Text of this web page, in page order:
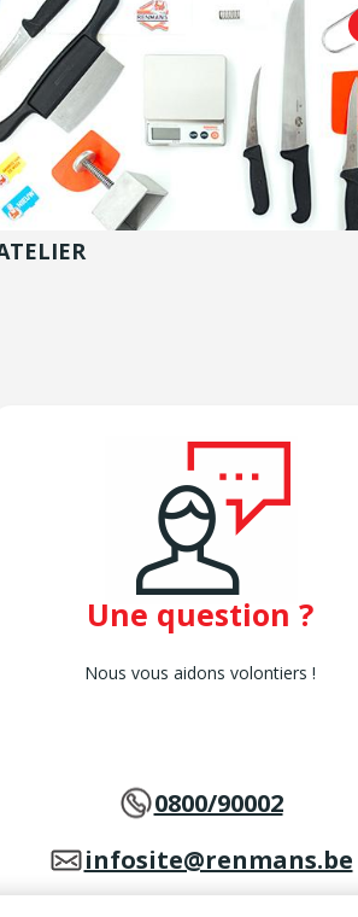
Une question ?
Nous vous aidons volontiers !
0800/90002
infosite@renmans.be